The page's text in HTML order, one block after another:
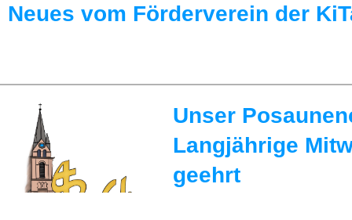
Neues vom Förderverein der
Unser
Langjährige
geehrt